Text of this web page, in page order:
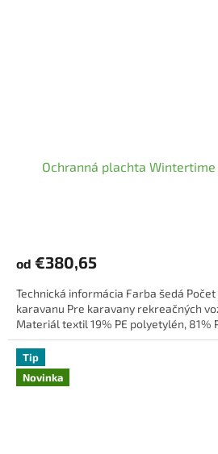
Ochranná plachta
od €380,65
Technická informácia Farba šedá
karavanu Pre karavany rekreačných
Materiál textil 19% PE polyetylén, 81%
Tip
Novinka